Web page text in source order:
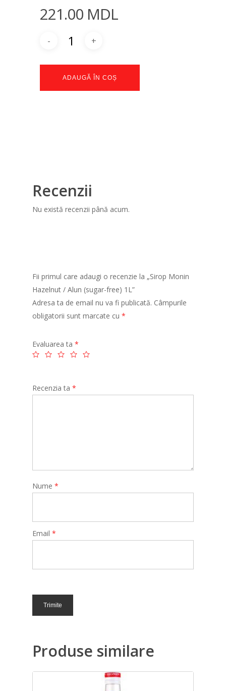
221.00 MDL
ADAUGĂ ÎN COȘ
Recenzii
Nu există recenzii până acum.
Fii primul care adaugi o recenzie la „Sirop Monin
Hazelnut / Alun (sugar-free) 1L”
Adresa ta de email nu va fi publicată. Câmpurile
obligatorii sunt marcate cu *
Evaluarea ta *
Recenzia ta *
Nume *
Email *
Produse similare